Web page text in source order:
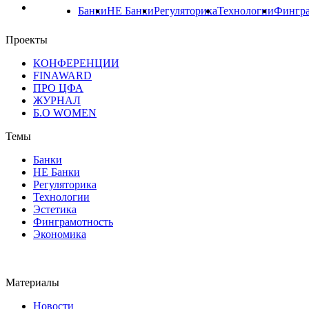
БанкиНЕ БанкиРегуляторикаТехнологии
Проекты
КОНФЕРЕНЦИИ
FINAWARD
ПРО ЦФА
ЖУРНАЛ
Б.О WOMEN
Темы
Банки
НЕ Банки
Регуляторика
Технологии
Эстетика
Финграмотность
Экономика
Материалы
Новости